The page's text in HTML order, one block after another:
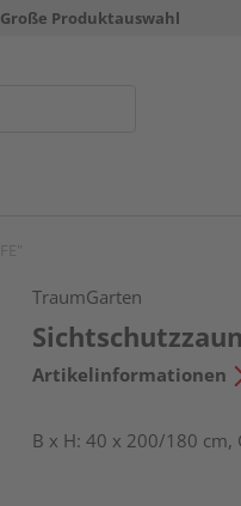
Große Produktauswahl
TraumGarten
Artikelinformationen
B x H: 40 x 200/180